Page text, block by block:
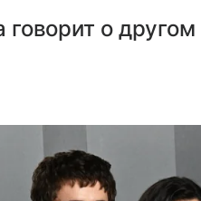
о другом